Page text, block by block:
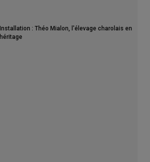
Installation : Théo Mialon, l'élevage charolais en
héritage